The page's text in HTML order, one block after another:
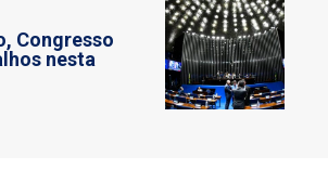
Congresso
nesta